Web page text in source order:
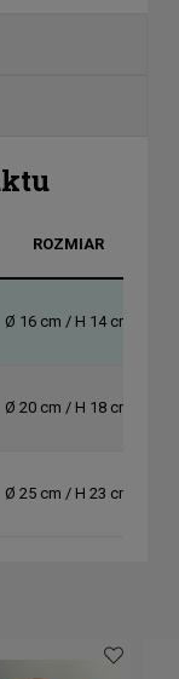
ROZMIAR
Ø 16 cm / H 14 cm
Ø 20 cm / H 18 cm
Ø 25 cm / H 23 cm